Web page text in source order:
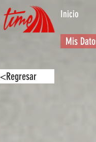
Inicio
Mis
<Regresar